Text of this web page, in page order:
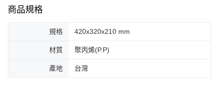
商品規格
規格 420x320x210 mm
材質 聚丙烯(P.P)
產地 台灣